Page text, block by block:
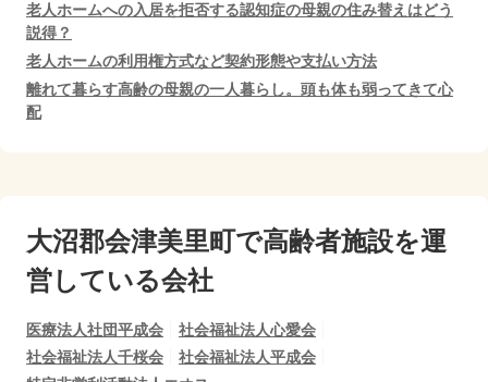
老人ホームへの入居を拒否する認知症の母親の住み替えはどう
説得？
老人ホームの利用権方式など契約形態や支払い方法
離れて暮らす高齢の母親の一人暮らし。頭も体も弱ってきて心
配
大沼郡会津美里町で高齢者施設を運
営している会社
医療法人社団平成会
社会福祉法人心愛会
社会福祉法人千桜会
社会福祉法人平成会